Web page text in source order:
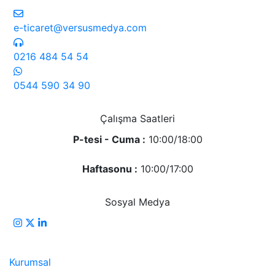
e-ticaret@versusmedya.com
0216 484 54 54
0544 590 34 90
Çalışma Saatleri
P-tesi - Cuma : 10:00/18:00
Haftasonu : 10:00/17:00
Sosyal Medya
Kurumsal